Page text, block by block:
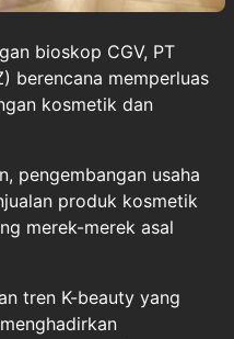
bioskop CGV, PT
berencana memperluas
kosmetik dan
pengembangan usaha
produk kosmetik
merek-merek asal
tren K-beauty yang